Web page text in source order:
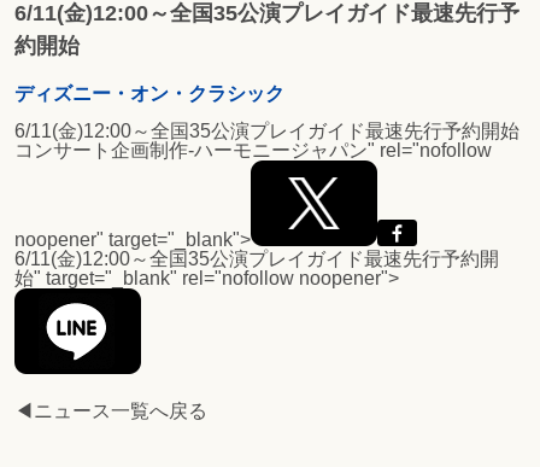
6/11(金)12:00～全国35公演プレイガイド最速先行予
約開始
ディズニー・オン・クラシック
6/11(金)12:00～全国35公演プレイガイド最速先行予約開始
コンサート企画制作-ハーモニージャパン" rel="nofollow
noopener" target="_blank">
6/11(金)12:00～全国35公演プレイガイド最速先行予約開
始" target="_blank" rel="nofollow noopener">
◀ニュース一覧へ戻る